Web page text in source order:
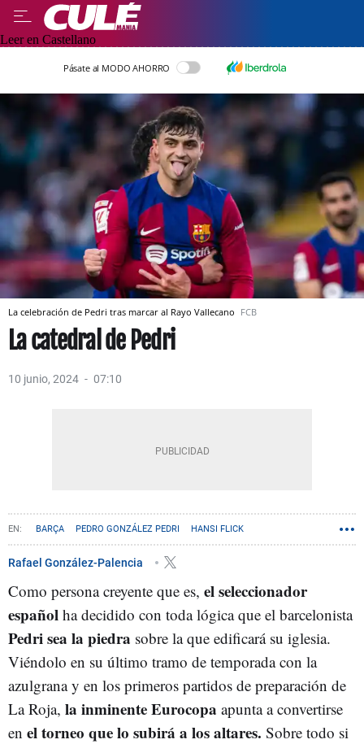
Leer en Castellano
Pásate al MODO AHORRO
La celebración de Pedri tras marcar al Rayo Vallecano FCB
La catedral de Pedri
10 junio, 2024 07:10
BARÇA PEDRO GONZÁLEZ PEDRI HANSI FLICK
Rafael González-Palencia
Como persona creyente que es, el seleccionador
español ha decidido con toda lógica que el barcelonista
Pedri sea la piedra sobre la que edificará su iglesia.
Viéndolo en su último tramo de temporada con la
azulgrana y en los primeros partidos de preparación de
La Roja, la inminente Eurocopa apunta a convertirse
en el torneo que lo subirá a los altares. Sobre todo si